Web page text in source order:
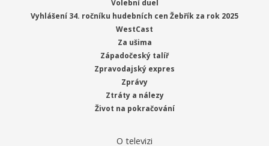
Volební duel
Vyhlášení 34. ročníku hudebních cen Žebřík za rok 2025
WestCast
Za ušima
Západočeský talíř
Zpravodajský expres
Zprávy
Ztráty a nálezy
Život na pokračování
O televizi